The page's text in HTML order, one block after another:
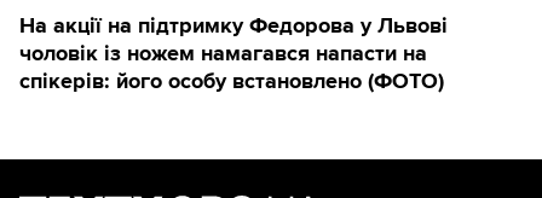
На акції на підтримку Федорова у Львові
чоловік із ножем намагався напасти на
спікерів: його особу встановлено (ФОТО)